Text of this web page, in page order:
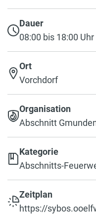
Dauer
08:00 bis 18:00 Uhr
Ort
Vorchdorf
Organisation
Abschnitt
Kategorie
Abschnitts-
Zeitplan
https://